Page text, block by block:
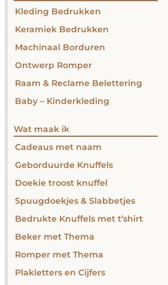
Kleding Bedrukken
Keramiek Bedrukken
Machinaal Borduren
Ontwerp Romper
Raam & Reclame Belettering
Baby – Kinderkleding
Wat maak ik
Cadeaus met naam
Geborduurde Knuffels
Doekie troost knuffel
Spuugdoekjes & Slabbetjes
Bedrukte Knuffels met t’shirt
Beker met Thema
Romper met Thema
Plakletters en Cijfers